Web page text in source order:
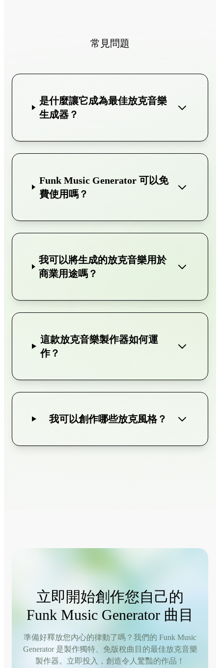
常見問題
是什麼讓它成為最佳放克音樂
生成器？
Funk Music Generator 可以免
費使用嗎？
我可以將生成的放克音樂用於
商業用途嗎？
這款放克音樂製作器如何運
作？
我可以創作哪些放克風格？
立即開始創作您自己的
Funk Music Generator 曲目
準備好釋放您內心的律動了嗎？我們的 Funk Music
Generator 是製作獨特、免版稅曲目的最佳放克音樂
製作器。立即投入，創造令人驚豔的作品！